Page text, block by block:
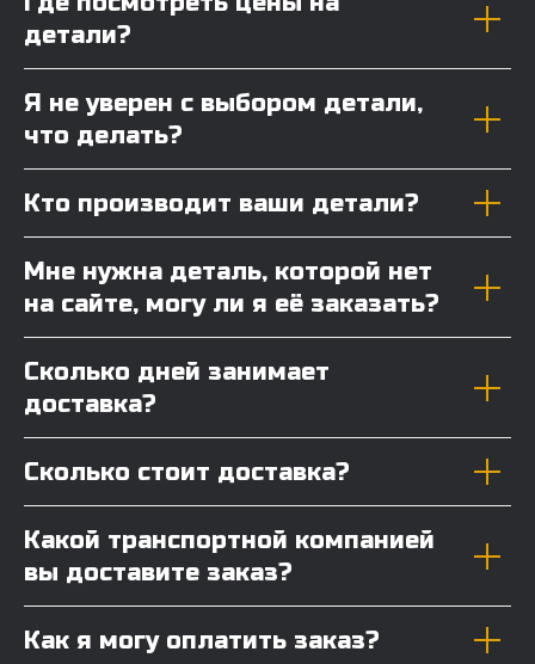
детали?
Я не уверен с выбором детали,
что делать?
Кто производит ваши детали?
Мне нужна деталь, которой нет
на сайте, могу ли я её заказать?
Сколько дней занимает
доставка?
Сколько стоит доставка?
Какой транспортной компанией
вы доставите заказ?
Как я могу оплатить заказ?